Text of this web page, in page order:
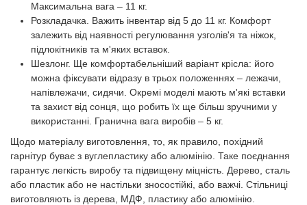
Максимальна вага – 11 кг.
Розкладачка. Важить інвентар від 5 до 11 кг. Комфорт
залежить від наявності регулювання узголів'я та ніжок,
підлокітників та м'яких вставок.
Шезлонг. Ще комфортабельніший варіант крісла: його
можна фіксувати відразу в трьох положеннях – лежачи,
напівлежачи, сидячи. Окремі моделі мають м'які вставки
та захист від сонця, що робить їх ще більш зручними у
використанні. Гранична вага виробів – 5 кг.
Щодо матеріалу виготовлення, то, як правило, похідний
гарнітур буває з вуглепластику або алюмінію. Таке поєднання
гарантує легкість виробу та підвищену міцність. Дерево, сталь
або пластик або не настільки зносостійкі, або важчі. Стільниці
виготовляють із дерева, МДФ, пластику або алюмінію.